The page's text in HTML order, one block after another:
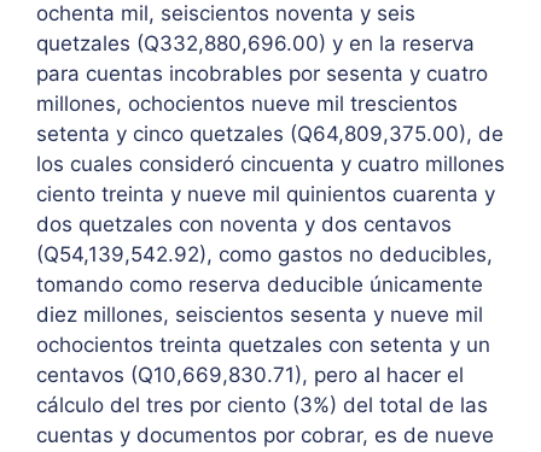
ochenta mil, seiscientos noventa y seis
quetzales (Q332,880,696.00) y en la reserva
para cuentas incobrables por sesenta y cuatro
millones, ochocientos nueve mil trescientos
setenta y cinco quetzales (Q64,809,375.00), de
los cuales consideró cincuenta y cuatro millones
ciento treinta y nueve mil quinientos cuarenta y
dos quetzales con noventa y dos centavos
(Q54,139,542.92), como gastos no deducibles,
tomando como reserva deducible únicamente
diez millones, seiscientos sesenta y nueve mil
ochocientos treinta quetzales con setenta y un
centavos (Q10,669,830.71), pero al hacer el
cálculo del tres por ciento (3%) del total de las
cuentas y documentos por cobrar, es de nueve